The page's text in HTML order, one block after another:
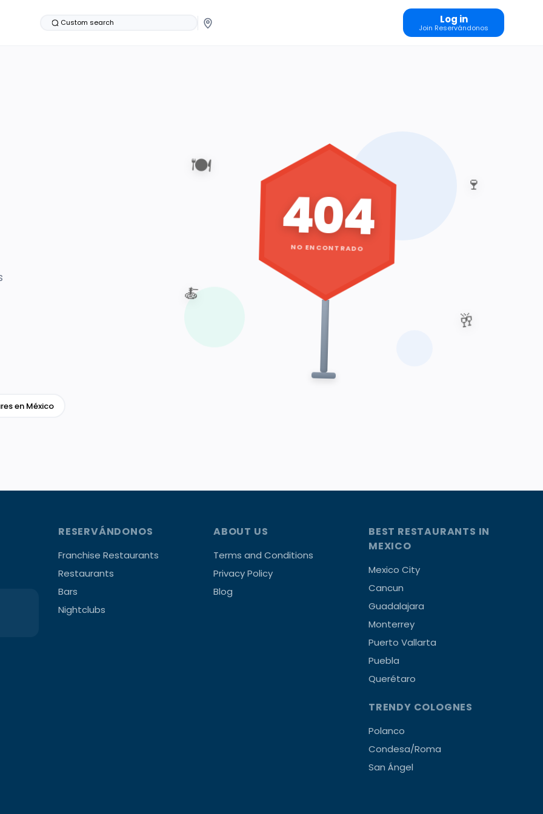
Custom search Log in
Join Reservándonos
en México
🍽️
🍷
🥂
🍝
404
NO ENCONTRADO
RESERVÁNDONOS
Franchise Restaurants
Restaurants
Bars
Nightclubs
ABOUT US
Terms and Conditions
Privacy Policy
Blog
BEST RESTAURANTS IN
MEXICO
Mexico City
Cancun
Guadalajara
Monterrey
Puerto Vallarta
Puebla
Querétaro
TRENDY COLOGNES
Polanco
Condesa/Roma
San Ángel